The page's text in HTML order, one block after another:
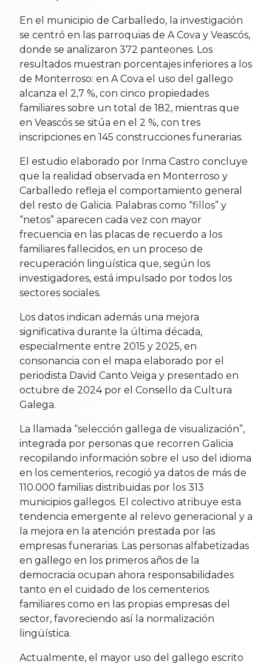
En el municipio de Carballedo, la investigación
se centró en las parroquias de A Cova y Veascós,
donde se analizaron 372 panteones. Los
resultados muestran porcentajes inferiores a los
de Monterroso: en A Cova el uso del gallego
alcanza el 2,7 %, con cinco propiedades
familiares sobre un total de 182, mientras que
en Veascós se sitúa en el 2 %, con tres
inscripciones en 145 construcciones funerarias.
El estudio elaborado por Inma Castro concluye
que la realidad observada en Monterroso y
Carballedo refleja el comportamiento general
del resto de Galicia. Palabras como “fillos” y
“netos” aparecen cada vez con mayor
frecuencia en las placas de recuerdo a los
familiares fallecidos, en un proceso de
recuperación lingüística que, según los
investigadores, está impulsado por todos los
sectores sociales.
Los datos indican además una mejora
significativa durante la última década,
especialmente entre 2015 y 2025, en
consonancia con el mapa elaborado por el
periodista David Canto Veiga y presentado en
octubre de 2024 por el Consello da Cultura
Galega.
La llamada “selección gallega de visualización”,
integrada por personas que recorren Galicia
recopilando información sobre el uso del idioma
en los cementerios, recogió ya datos de más de
110.000 familias distribuidas por los 313
municipios gallegos. El colectivo atribuye esta
tendencia emergente al relevo generacional y a
la mejora en la atención prestada por las
empresas funerarias. Las personas alfabetizadas
en gallego en los primeros años de la
democracia ocupan ahora responsabilidades
tanto en el cuidado de los cementerios
familiares como en las propias empresas del
sector, favoreciendo así la normalización
lingüística.
Actualmente, el mayor uso del gallego escrito